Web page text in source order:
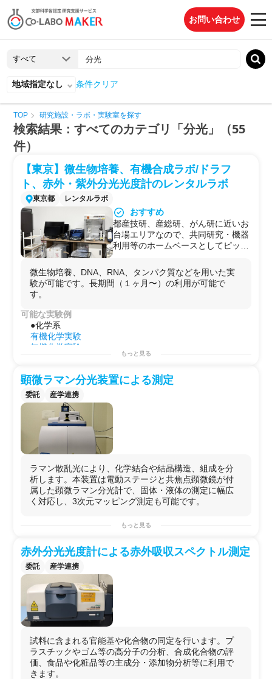
お問い合わせ
地域指定なし 条件クリア
TOP 研究施設・ラボ・実験室を探す
検索結果：すべてのカテゴリ「分光」（55
件）
【東京】微生物培養、有機合成ラボ/ドラフ
ト、赤外・紫外分光光度計のレンタルラボ
東京都 レンタルラボ
おすすめ
都産技研、産総研、がん研に近いお
台場エリアなので、共同研究・機器
利用等のホームベースとしてピッタ
居室あり
ラボのWiFi利用可能
駐車場有（有料）
建物内にはレストラン・カフェ・コ
ー・ジム・スカイデッキなどがあ
り、リフレッシュにも最適です。
微生物培養、DNA、RNA、タンパク質などを用いた実
験が可能です。長期間（１ヶ月〜）の利用が可能で
す。
可能な実験例
●化学系
有機化学実験
無機化学実験
免疫学実験
細胞解析実験
遺伝子工学実験
生物実験
動物組織実験
用途例
・研究 プロジェクトを始める前の
・自社で行えないサイドプロジェクト
使用
・分析装置の訪問利用
・化学系の動画コンテンツ・ドラマ・映画等の撮影
もっと見る
顕微ラマン分光装置による測定
委託 産学連携
ラマン散乱光により、化学結合や結晶構造、組成を分
析します。本装置は電動ステージと共焦点顕微鏡が付
属した顕微ラマン分光計で、固体・液体の測定に幅広
く対応し、3次元マッピング測定も可能です。
もっと見る
赤外分光光度計による赤外吸収スペクトル測定
委託 産学連携
試料に含まれる官能基や化合物の同定を行います。プ
ラスチックやゴム等の高分子の分析、合成化合物の評
価、食品や化粧品等の主成分・添加物分析等に利用で
きます。